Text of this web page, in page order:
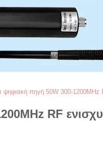
ψηφιακή πηγή 50W 300-1200MHz
RF